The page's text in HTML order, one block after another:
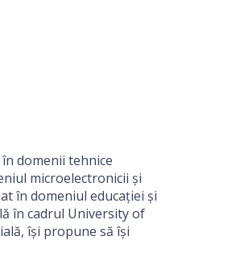
domenii tehnice
microelectronicii și
în domeniul educației și
în cadrul University of
își propune să își